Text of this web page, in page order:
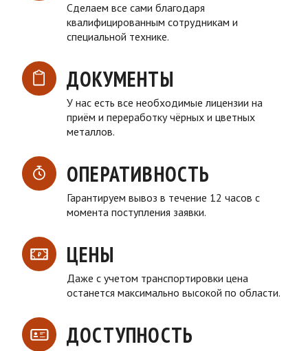
Сделаем все сами благодаря
квалифицированным сотрудникам и
специальной технике.
ДОКУМЕНТЫ
У нас есть все необходимые лицензии на
приём и переработку чёрных и цветных
металлов.
ОПЕРАТИВНОСТЬ
Гарантируем вывоз в течение 12 часов с
момента поступления заявки.
ЦЕНЫ
Даже с учетом транспортировки цена
останется максимально высокой по области.
ДОСТУПНОСТЬ